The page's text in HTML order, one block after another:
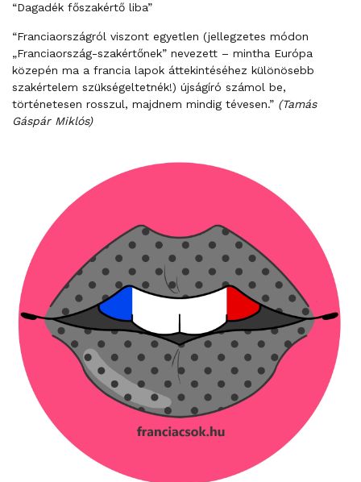
“Dagadék főszakértő liba”
“Franciaországról viszont egyetlen (jellegzetes módon
„Franciaország-szakértőnek” nevezett – mintha Európa
közepén ma a francia lapok áttekintéséhez különösebb
szakértelem szükségeltetnék!) újságíró számol be,
történetesen rosszul, majdnem mindig tévesen.” (Tamás
Gáspár Miklós)